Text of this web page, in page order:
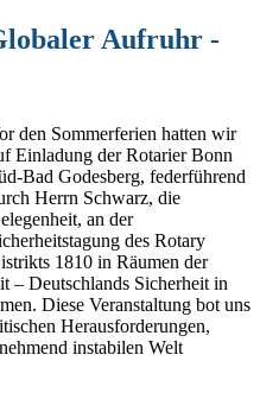
Aufruhr -
den Sommerferien hatten wir
Einladung der Rotarier Bonn
Bad Godesberg, federführend
Herrn Schwarz, die
an der
des Rotary
1810 in Räumen der
– Deutschlands Sicherheit in
Diese Veranstaltung bot uns
Herausforderungen,
instabilen Welt